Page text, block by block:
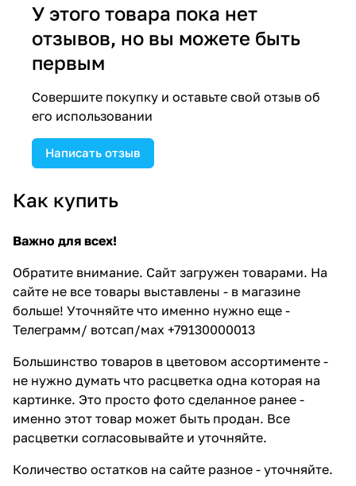
У этого товара пока нет
отзывов, но вы можете быть
первым
Совершите покупку и оставьте свой отзыв об
его использовании
Написать отзыв
Как купить
Важно для всех!
Обратите внимание. Сайт загружен товарами. На
сайте не все товары выставлены - в магазине
больше! Уточняйте что именно нужно еще -
Телеграмм/ вотсап/мах +79130000013
Большинство товаров в цветовом ассортименте -
не нужно думать что расцветка одна которая на
картинке. Это просто фото сделанное ранее -
именно этот товар может быть продан. Все
расцветки согласовывайте и уточняйте.
Количество остатков на сайте разное - уточняйте.